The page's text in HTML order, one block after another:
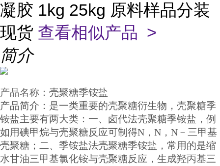
凝胶 1kg 25kg 原料样品分装
现货 查看相似产品 >
简介
产品名称： 壳聚糖季铵盐
产品简介：是一类重要的壳聚糖衍生物，壳聚糖季
铵盐主要有两大类：一、卤代法壳聚糖季铵盐，例
如用碘甲烷与壳聚糖反应可制得N，N，N－三甲基
壳聚糖；二、季铵盐法壳聚糖季铵盐，常用的是缩
水甘油三甲基氯化铵与壳聚糖反应，生成羟丙基三